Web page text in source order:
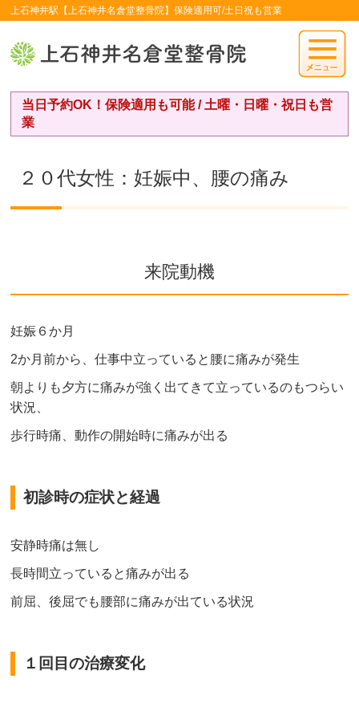
上石神井駅【上石神井名倉堂整骨院】保険適用可/土日祝も営業
当日予約OK！保険適用も可能 / 土曜・日曜・祝日も営
業
２０代女性：妊娠中、腰の痛み
来院動機
妊娠６か月
2か月前から、仕事中立っていると腰に痛みが発生
朝よりも夕方に痛みが強く出てきて立っているのもつらい
状況、
歩行時痛、動作の開始時に痛みが出る
初診時の症状と経過
安静時痛は無し
長時間立っていると痛みが出る
前屈、後屈でも腰部に痛みが出ている状況
１回目の治療変化